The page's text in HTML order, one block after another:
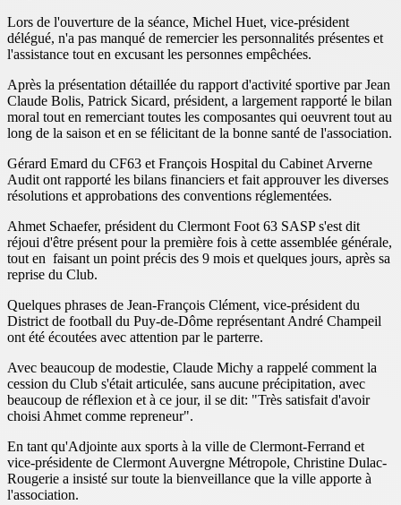
Lors de l'ouverture de la séance, Michel Huet, vice-président
délégué, n'a pas manqué de remercier les personnalités présentes et
l'assistance tout en excusant les personnes empêchées.
Après la présentation détaillée du rapport d'activité sportive par Jean
Claude Bolis, Patrick Sicard, président, a largement rapporté le bilan
moral tout en remerciant toutes les composantes qui oeuvrent tout au
long de la saison et en se félicitant de la bonne santé de l'association.
Gérard Emard du CF63 et François Hospital du Cabinet Arverne
Audit ont rapporté les bilans financiers et fait approuver les diverses
résolutions et approbations des conventions réglementées.
Ahmet Schaefer, président du Clermont Foot 63 SASP s'est dit
réjoui d'être présent pour la première fois à cette assemblée générale,
tout en faisant un point précis des 9 mois et quelques jours, après sa
reprise du Club.
Quelques phrases de Jean-François Clément, vice-président du
District de football du Puy-de-Dôme représentant André Champeil
ont été écoutées avec attention par le parterre.
Avec beaucoup de modestie, Claude Michy a rappelé comment la
cession du Club s'était articulée, sans aucune précipitation, avec
beaucoup de réflexion et à ce jour, il se dit: "Très satisfait d'avoir
choisi Ahmet comme repreneur".
En tant qu'Adjointe aux sports à la ville de Clermont-Ferrand et
vice-présidente de Clermont Auvergne Métropole, Christine Dulac-
Rougerie a insisté sur toute la bienveillance que la ville apporte à
l'association.